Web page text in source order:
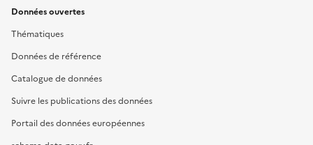
Données ouvertes
Thématiques
Données de référence
Catalogue de données
Suivre les publications des données
Portail des données européennes